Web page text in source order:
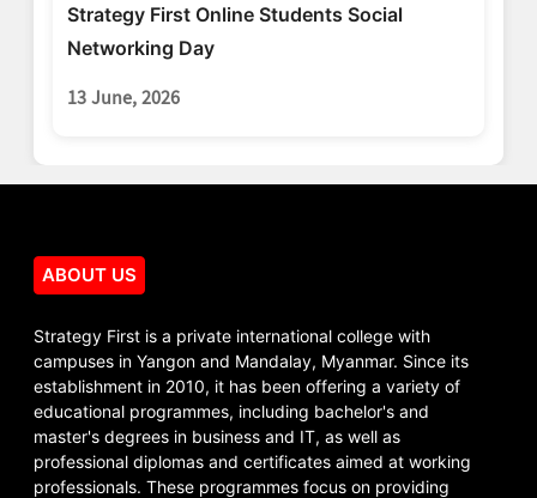
Strategy First Online Students Social
Networking Day
13 June, 2026
ABOUT US
Strategy First is a private international college with
campuses in Yangon and Mandalay, Myanmar. Since its
establishment in 2010, it has been offering a variety of
educational programmes, including bachelor's and
master's degrees in business and IT, as well as
professional diplomas and certificates aimed at working
professionals. These programmes focus on providing